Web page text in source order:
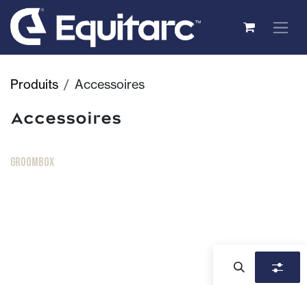
Se rendre au contenu
Produits Accessoires
Accessoires
Nouveau !
GroomBox